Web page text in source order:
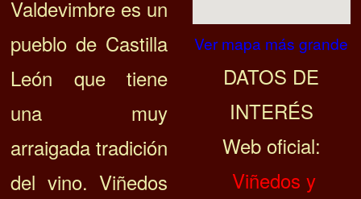
Valdevimbre es un
pueblo de Castilla
León que tiene
una muy
arraigada tradición
del vino. Viñedos
Ver mapa más grande
DATOS DE
INTERÉS
Web oficial:
Viñedos y